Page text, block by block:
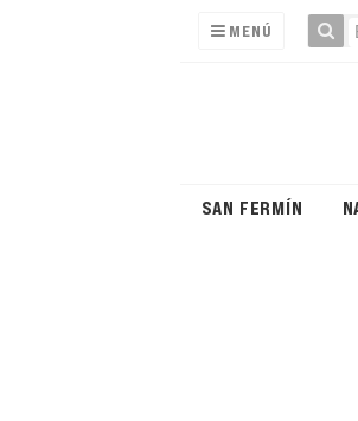
MENÚ
SAN FERMÍN